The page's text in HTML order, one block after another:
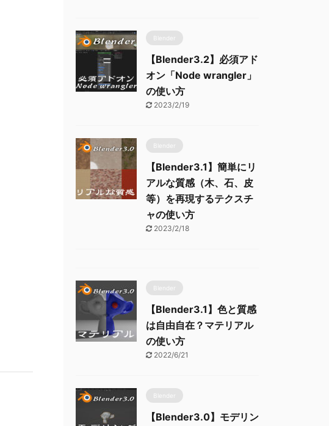
Blender
【Blender3.2】必須アド
オン「Node wrangler」
の使い方
2023/2/19
Blender
【Blender3.1】簡単にリ
アルな質感（木、石、皮
等）を再現するテクスチ
ャの使い方
2023/2/18
Blender
【Blender3.1】色と質感
は自由自在？マテリアル
の使い方
2022/6/21
Blender
【Blender3.0】モデリン